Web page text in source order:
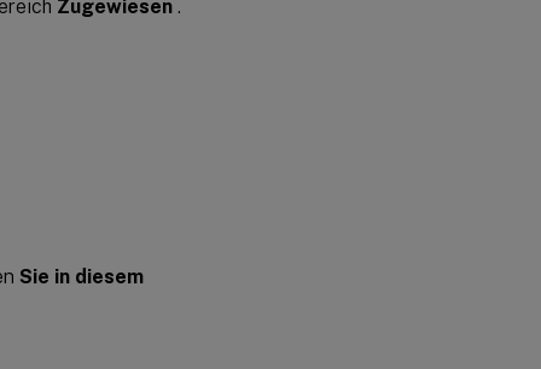
Zugewiesen .
Sie in diesem